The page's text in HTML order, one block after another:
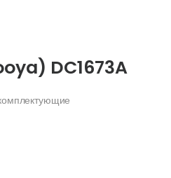
DC1673A